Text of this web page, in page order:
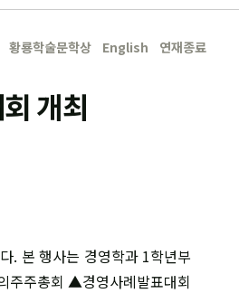
황룡학술문학상 English 연재종료
개최
. 본 행사는 경영학과 1학년부
주주총회 ▲경영사례발표대회